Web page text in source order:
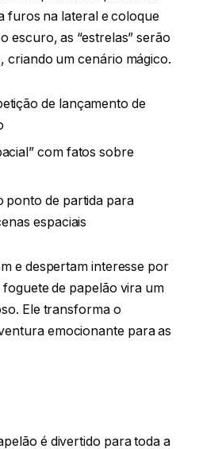
furos na lateral e coloque
escuro, as “estrelas” serão
criando um cenário mágico.
de lançamento de
com fatos sobre
ponto de partida para
espaciais
e despertam interesse por
de papelão vira um
Ele transforma o
emocionante para as
é divertido para toda a